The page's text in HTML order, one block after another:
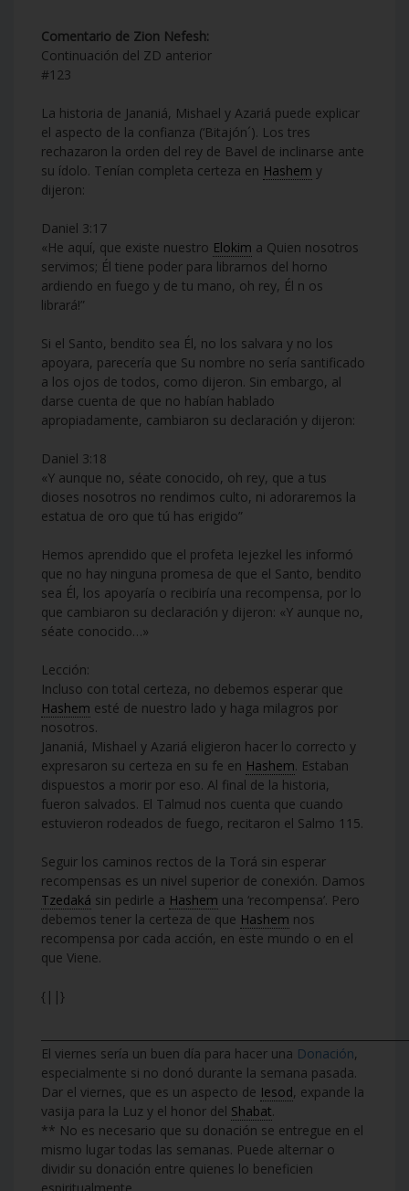
Comentario de Zion Nefesh:
Continuación del ZD anterior
#123
La historia de Jananiá, Mishael y Azariá puede explicar
el aspecto de la confianza (‘Bitajón´). Los tres
rechazaron la orden del rey de Bavel de inclinarse ante
su ídolo. Tenían completa certeza en Hashem y
dijeron:
Daniel 3:17
«He aquí, que existe nuestro Elokim a Quien nosotros
servimos; Él tiene poder para librarnos del horno
ardiendo en fuego y de tu mano, oh rey, Él n os
librará!”
Si el Santo, bendito sea Él, no los salvara y no los
apoyara, parecería que Su nombre no sería santificado
a los ojos de todos, como dijeron. Sin embargo, al
darse cuenta de que no habían hablado
apropiadamente, cambiaron su declaración y dijeron:
Daniel 3:18
«Y aunque no, séate conocido, oh rey, que a tus
dioses nosotros no rendimos culto, ni adoraremos la
estatua de oro que tú has erigido”
Hemos aprendido que el profeta Iejezkel les informó
que no hay ninguna promesa de que el Santo, bendito
sea Él, los apoyaría o recibiría una recompensa, por lo
que cambiaron su declaración y dijeron: «Y aunque no,
séate conocido…»
Lección:
Incluso con total certeza, no debemos esperar que
Hashem esté de nuestro lado y haga milagros por
nosotros.
Jananiá, Mishael y Azariá eligieron hacer lo correcto y
expresaron su certeza en su fe en Hashem. Estaban
dispuestos a morir por eso. Al final de la historia,
fueron salvados. El Talmud nos cuenta que cuando
estuvieron rodeados de fuego, recitaron el Salmo 115.
Seguir los caminos rectos de la Torá sin esperar
recompensas es un nivel superior de conexión. Damos
Tzedaká sin pedirle a Hashem una ‘recompensa’. Pero
debemos tener la certeza de que Hashem nos
recompensa por cada acción, en este mundo o en el
que Viene.
{||}
El viernes sería un buen día para hacer una Donación,
especialmente si no donó durante la semana pasada.
Dar el viernes, que es un aspecto de Iesod, expande la
vasija para la Luz y el honor del Shabat.
** No es necesario que su donación se entregue en el
mismo lugar todas las semanas. Puede alternar o
dividir su donación entre quienes lo beneficien